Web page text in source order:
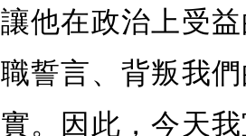
讓他在政治上受
職誓言、背叛我
實。因此，今天